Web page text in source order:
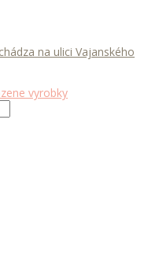
na ulici Vajanského